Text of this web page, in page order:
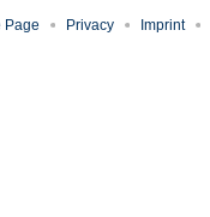
Page Privacy Imprint